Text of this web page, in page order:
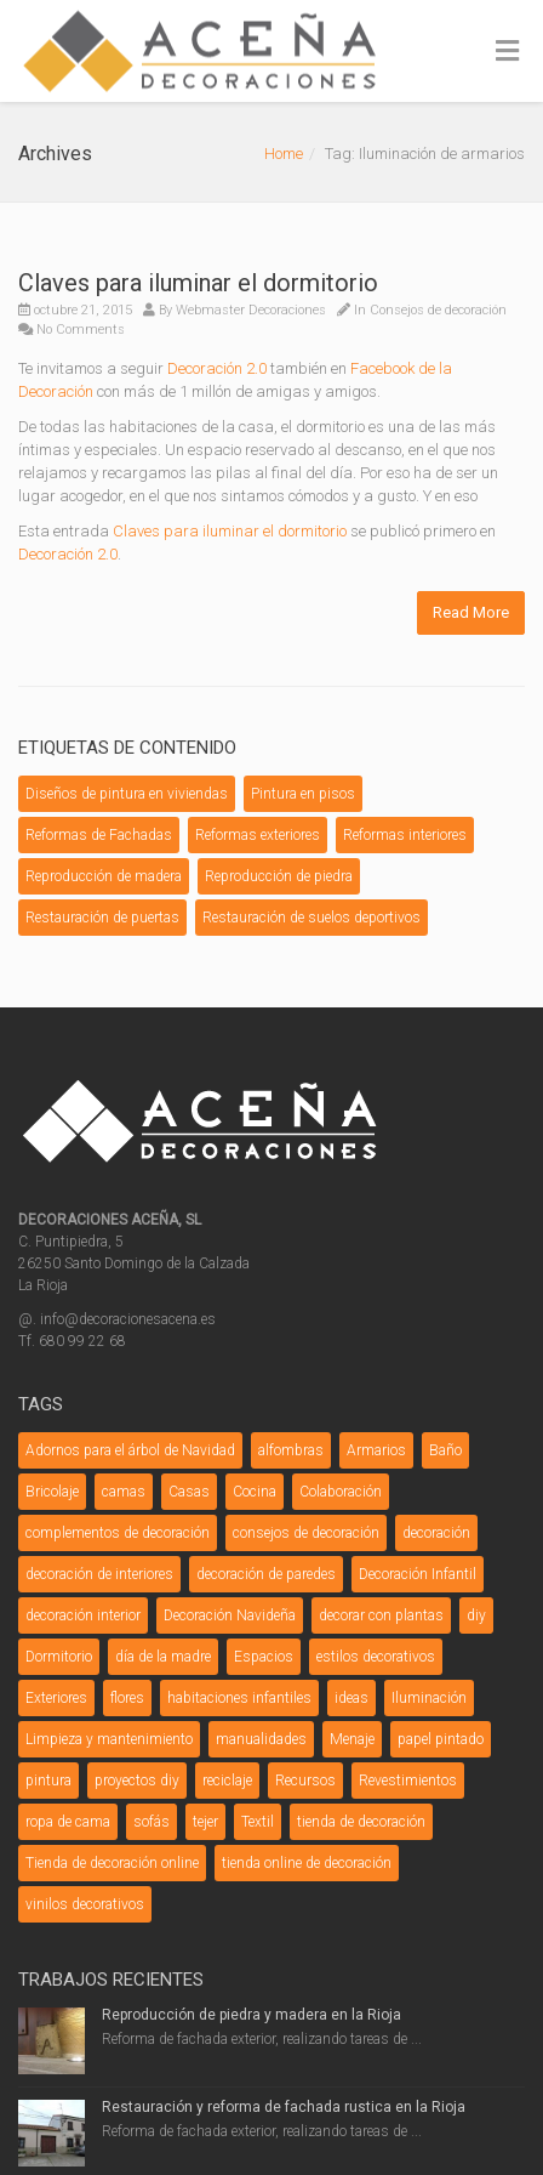
Archives Home Tag: Iluminación de armarios
Claves para iluminar el dormitorio
octubre 21, 2015 By Webmaster Decoraciones In Consejos de decoración
No Comments
Te invitamos a seguir Decoración 2.0 también en Facebook de la
Decoración con más de 1 millón de amigas y amigos.
De todas las habitaciones de la casa, el dormitorio es una de las más
íntimas y especiales. Un espacio reservado al descanso, en el que nos
relajamos y recargamos las pilas al final del día. Por eso ha de ser un
lugar acogedor, en el que nos sintamos cómodos y a gusto. Y en eso
Esta entrada Claves para iluminar el dormitorio se publicó primero en
Decoración 2.0.
Read More
ETIQUETAS DE CONTENIDO
Diseños de pintura en viviendas Pintura en pisos
Reformas de Fachadas Reformas exteriores Reformas interiores
Reproducción de madera Reproducción de piedra
Restauración de puertas Restauración de suelos deportivos
DECORACIONES ACEÑA, SL
C. Puntipiedra, 5
26250 Santo Domingo de la Calzada
La Rioja
@. info@decoracionesacena.es
Tf. 680 99 22 68
TAGS
Adornos para el árbol de Navidad alfombras Armarios Baño
Bricolaje camas Casas Cocina Colaboración
complementos de decoración consejos de decoración decoración
decoración de interiores decoración de paredes Decoración Infantil
decoración interior Decoración Navideña decorar con plantas diy
Dormitorio día de la madre Espacios estilos decorativos
Exteriores flores habitaciones infantiles ideas Iluminación
Limpieza y mantenimiento manualidades Menaje papel pintado
pintura proyectos diy reciclaje Recursos Revestimientos
ropa de cama sofás tejer Textil tienda de decoración
Tienda de decoración online tienda online de decoración
vinilos decorativos
TRABAJOS RECIENTES
Reproducción de piedra y madera en la Rioja
Reforma de fachada exterior, realizando tareas de ...
Restauración y reforma de fachada rustica en la Rioja
Reforma de fachada exterior, realizando tareas de ...